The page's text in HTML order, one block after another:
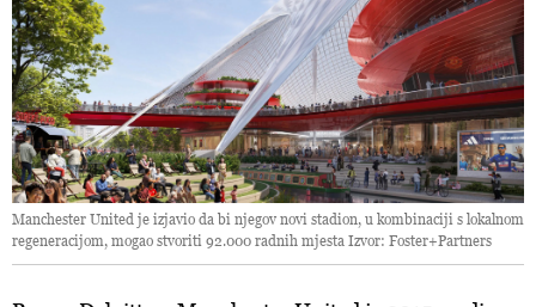
Manchester United je izjavio da bi njegov novi stadion, u kombinaciji s lokalnom
regeneracijom, mogao stvoriti 92.000 radnih mjesta Izvor: Foster+Partners